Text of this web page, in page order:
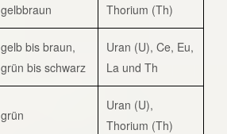
gelbbraun Thorium (Th)
gelb bis braun,
grün bis schwarz
Uran (U), Ce, Eu,
La und Th
grün
Uran (U),
Thorium (Th)